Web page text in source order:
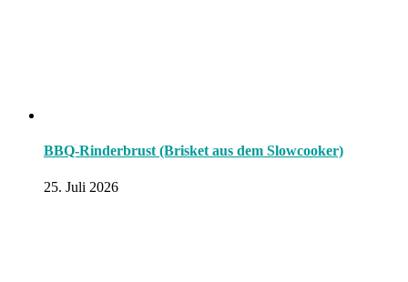
BBQ-Rinderbrust (Brisket aus dem Slowcooker)
25. Juli 2026